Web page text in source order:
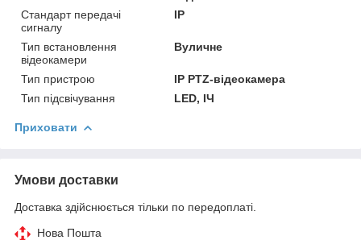
Стандарт передачі
сигналу
IP
Тип встановлення
відеокамери
Вуличне
Тип пристрою
IP PTZ-відеокамера
Тип підсвічування
LED, ІЧ
Приховати
Умови доставки
Доставка здійснюється тільки по передоплаті.
Нова Пошта